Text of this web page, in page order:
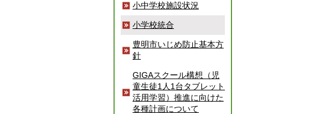
小中学校施設状況
小学校統合
豊明市いじめ防止基本方
針
GIGAスクール構想（児
童生徒1人1台タブレット
活用学習）推進に向けた
各種計画について